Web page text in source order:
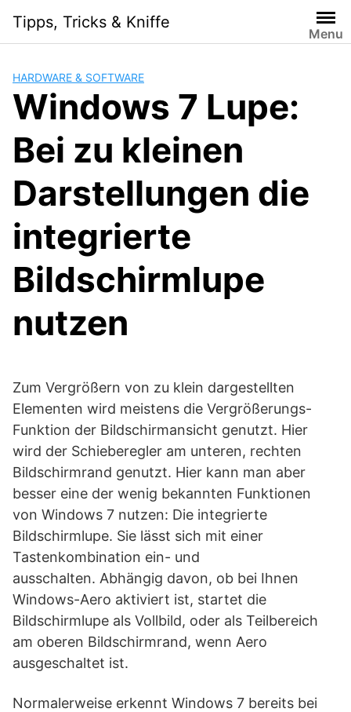
content
Tipps, Tricks & Kniffe
Menu
HARDWARE & SOFTWARE
Windows 7 Lupe:
Bei zu kleinen
Darstellungen die
integrierte
Bildschirmlupe
nutzen
Zum Vergrößern von zu klein dargestellten
Elementen wird meistens die Vergrößerungs-
Funktion der Bildschirmansicht genutzt. Hier
wird der Schieberegler am unteren, rechten
Bildschirmrand genutzt. Hier kann man aber
besser eine der wenig bekannten Funktionen
von Windows 7 nutzen: Die integrierte
Bildschirmlupe. Sie lässt sich mit einer
Tastenkombination ein- und
ausschalten. Abhängig davon, ob bei Ihnen
Windows-Aero aktiviert ist, startet die
Bildschirmlupe als Vollbild, oder als Teilbereich
am oberen Bildschirmrand, wenn Aero
ausgeschaltet ist.
Normalerweise erkennt Windows 7 bereits bei